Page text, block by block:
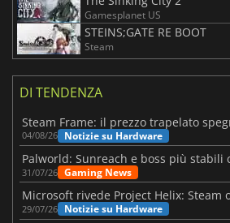
Gamesplanet US
STEINS;GATE RE BOOT
Steam
DI TENDENZA
04/08/26 Notizie su Hardware
31/07/26 Gaming News
Microsoft rivede Project Helix: Steam
29/07/26 Notizie su Hardware